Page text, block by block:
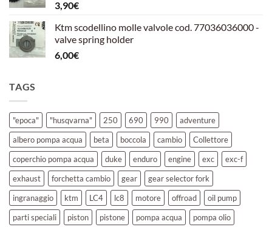
3,90€
Ktm scodellino molle valvole cod. 77036036000 -
valve spring holder
6,00€
TAGS
"epoca" "husqvarna" 250 690 990
adventure
albero pompa acqua
beta boccola cambio
Collettore
coperchio pompa acqua
duke enduro engine exc
exc-f
exhaust
forchetta cambio gear
gear selector fork
ingranaggio
ktm LC4 lc8 motore offroad
oil pump
parti speciali
piston pistone pompa acqua
pompa olio